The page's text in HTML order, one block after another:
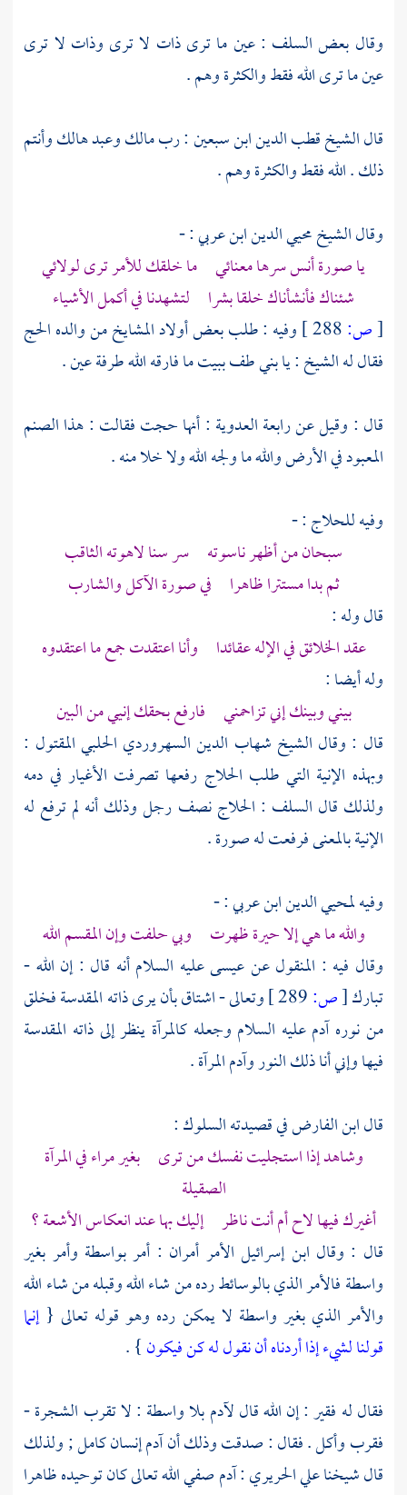
وقال بعض السلف : عين ما ترى ذات لا ترى وذات لا ترى
عين ما ترى الله فقط والكثرة وهم .
قالالشيخ قطب الدين ابن سبعين: رب مالك وعبد هالك وأنتم
ذلك . الله فقط والكثرة وهم .
وقالالشيخ محيي الدين ابن عربي: -
يا صورة أنس سرها معنائي ما خلقك للأمر ترى لولائي
شئناك فأنشأناك خلقا بشرا لتشهدنا في أكمل الأشياء
[ص:
وفيه : طلب بعض أولاد المشايخ من والده الحج
فقال له الشيخ : يا بني طف ببيت ما فارقه الله طرفة عين .
قال : وقيل عنرابعة العدوية : أنها حجت فقالت : هذا الصنم
المعبود في الأرض والله ما ولجه الله ولا خلا منه .
وفيه للحلاج : -
سبحان من أظهر ناسوته سر سنا لاهوته الثاقب
ثم بدا مستترا ظاهرا في صورة الآكل والشارب
قال وله :
عقد الخلائق في الإله عقائدا وأنا اعتقدت جمع ما اعتقدوه
وله أيضا :
بيني وبينك إني تزاحمني فارفع بحقك إنيي من البين
قال : وقال الشيخ شهاب الدين السهروردي الحلبيالمقتول :
وبهذه الإنية التي طلب الحلاج رفعها تصرفت الأغيار في دمه
ولذلك قال السلف : الحلاجنصف رجل وذلك أنه لم ترفع له
الإنية بالمعنى فرفعت له صورة .
وفيه لمحيي الدين ابن عربي : -
والله ما هي إلا حيرة ظهرت وبي حلفت وإن المقسم الله
وقال فيه : المنقول عنعيسىعليه السلام أنه قال : إن الله -
تبارك[ص:
وتعالى - اشتاق بأن يرى ذاته المقدسة فخلق
من نورهآدمعليه السلام وجعله كالمرآة ينظر إلى ذاته المقدسة
فيها وإني أنا ذلك النوروآدمالمرآة .
قال ابن الفارض في قصيدته السلوك :
وشاهد إذا استجليت نفسك من ترى بغير مراء في المرآة
الصقيلة
أغيرك فيها لاح أم أنت ناظر إليك بها عند انعكاس الأشعة ؟
قال : وقال ابن إسرائيل الأمر أمران : أمر بواسطة وأمر بغير
واسطة فالأمر الذي بالوسائط رده من شاء الله وقبله من شاء الله
والأمر الذي بغير واسطة لا يمكن رده وهو قوله تعالى {إنما
قولنا لشيء إذا أردناه أن نقول له كن فيكون} .
فقال له فقير : إن الله قاللآدمبلا واسطة : لا تقرب الشجرة -
فقرب وأكل . فقال : صدقت وذلك أنآدمإنسان كامل ; ولذلك
قال شيخناعلي الحريري:آدمصفي الله تعالى كان توحيده ظاهرا